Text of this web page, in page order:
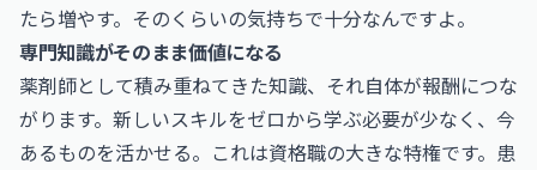
たら増やす。そのくらいの気持ちで十分なんですよ。
専門知識がそのまま価値になる
薬剤師として積み重ねてきた知識、それ自体が報酬につな
がります。新しいスキルをゼロから学ぶ必要が少なく、今
あるものを活かせる。これは資格職の大きな特権です。患